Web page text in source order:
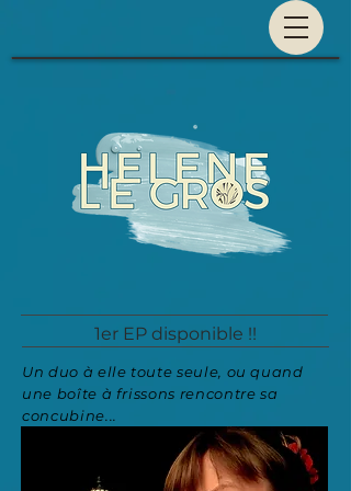
1er EP disponible !!
Un duo à elle toute seule, ou quand
une boîte à frissons rencontre sa
concubine...